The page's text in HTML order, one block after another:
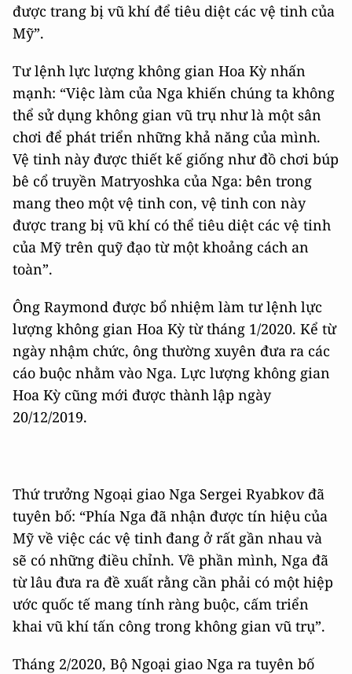
được trang bị vũ khí để tiêu diệt các vệ tinh của
Mỹ”.
Tư lệnh lực lượng không gian Hoa Kỳ nhấn
mạnh: “Việc làm của Nga khiến chúng ta không
thể sử dụng không gian vũ trụ như là một sân
chơi để phát triển những khả năng của mình.
Vệ tinh này được thiết kế giống như đồ chơi búp
bê cổ truyền Matryoshka của Nga: bên trong
mang theo một vệ tinh con, vệ tinh con này
được trang bị vũ khí có thể tiêu diệt các vệ tinh
của Mỹ trên quỹ đạo từ một khoảng cách an
toàn”.
Ông Raymond được bổ nhiệm làm tư lệnh lực
lượng không gian Hoa Kỳ từ tháng 1/2020. Kể từ
ngày nhậm chức, ông thường xuyên đưa ra các
cáo buộc nhằm vào Nga. Lực lượng không gian
Hoa Kỳ cũng mới được thành lập ngày
20/12/2019.
Thứ trưởng Ngoại giao Nga Sergei Ryabkov đã
tuyên bố: “Phía Nga đã nhận được tín hiệu của
Mỹ về việc các vệ tinh đang ở rất gần nhau và
sẽ có những điều chỉnh. Về phần mình, Nga đã
từ lâu đưa ra đề xuất rằng cần phải có một hiệp
ước quốc tế mang tính ràng buộc, cấm triển
khai vũ khí tấn công trong không gian vũ trụ”.
Tháng 2/2020, Bộ Ngoại giao Nga ra tuyên bố